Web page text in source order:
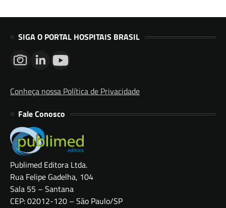
SIGA O PORTAL HOSPITAIS BRASIL
Conheça nossa Política de Privacidade
Fale Conosco
Publimed Editora Ltda.
Rua Felipe Gadelha, 104
Sala 55 – Santana
CEP: 02012-120 – São Paulo/SP